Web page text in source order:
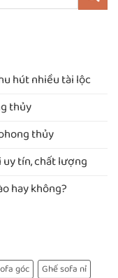
hút nhiều tài lộc
thủy
thủy
tín, chất lượng
hay không?
góc
Ghế sofa nỉ